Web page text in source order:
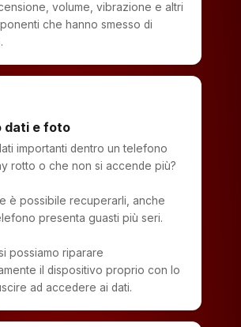
volume, vibrazione e altri
che hanno smesso di
dati e foto
importanti dentro un telefono
rotto o che non si accende più?
è possibile recuperarli, anche
presenta guasti più seri.
possiamo riparare
il dispositivo proprio con lo
ad accedere ai dati.